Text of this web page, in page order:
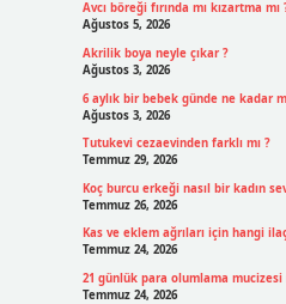
Avcı böreği fırında mı kızartma mı
Ağustos 5, 2026
Akrilik boya neyle çıkar ?
Ağustos 3, 2026
6 aylık bir bebek günde ne kadar
Ağustos 3, 2026
Tutukevi cezaevinden farklı mı ?
Temmuz 29, 2026
Koç burcu erkeği nasıl bir kadın
Temmuz 26, 2026
Kas ve eklem ağrıları için hangi
Temmuz 24, 2026
21 günlük para olumlama mucizesi
Temmuz 24, 2026